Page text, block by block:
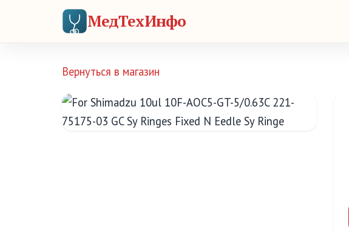
МедТехИнфо
Вернуться в магазин